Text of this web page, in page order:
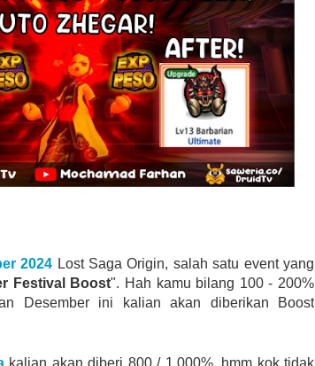
2024 Lost Saga Origin, salah satu event yang
Festival Boost". Hah kamu bilang 100 - 200%
Desember ini kalian akan diberikan Boost
kalian akan diberi 800 / 1.000%, hmm kok tidak